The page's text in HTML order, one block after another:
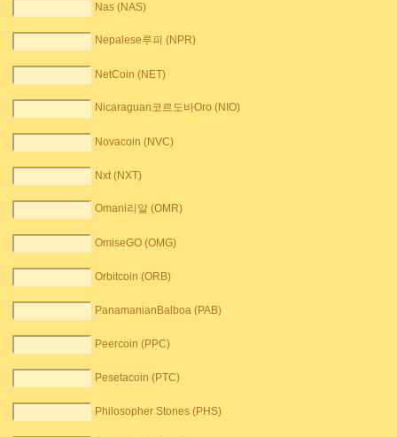
Nas (NAS)
Nepalese루피 (NPR)
NetCoin (NET)
Nicaraguan코르도바Oro (NIO)
Novacoin (NVC)
Nxt (NXT)
Omani리알 (OMR)
OmiseGO (OMG)
Orbitcoin (ORB)
PanamanianBalboa (PAB)
Peercoin (PPC)
Pesetacoin (PTC)
Philosopher Stones (PHS)